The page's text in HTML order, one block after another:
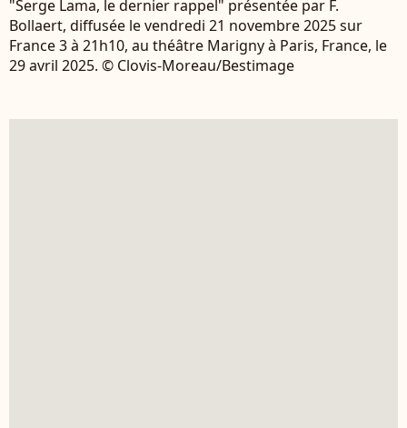
"Serge Lama, le dernier rappel" présentée par F.
Bollaert, diffusée le vendredi 21 novembre 2025 sur
France 3 à 21h10, au théâtre Marigny à Paris, France, le
29 avril 2025. © Clovis-Moreau/Bestimage